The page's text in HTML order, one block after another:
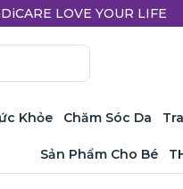
LOVE YOUR LIFE
Khỏe Chăm Sóc Da
Sản Phẩm Cho Bé